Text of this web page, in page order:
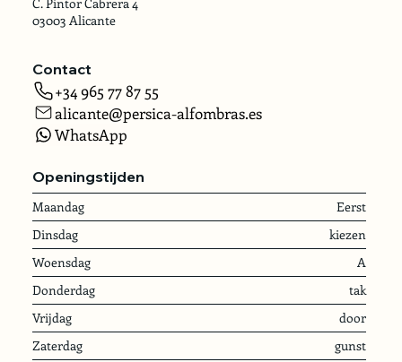
03003 Alicante
Contact
+34 965 77 87 55
alicante@persica-alfombras.es
WhatsApp
Openingstijden
Maandag
Eerst
Dinsdag
kiezen
Woensdag
A
Donderdag
tak
Vrijdag
door
Zaterdag
gunst